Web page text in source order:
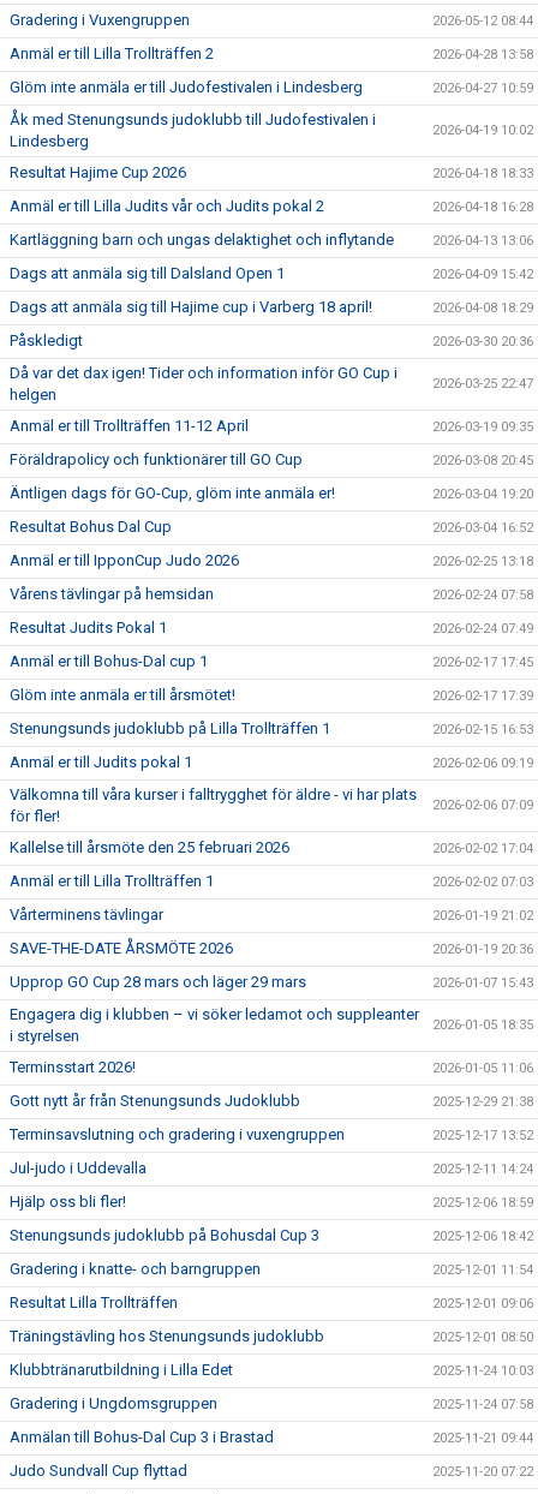
Gradering i Vuxengruppen 2026-05-12 08:44
Anmäl er till Lilla Trollträffen 2 2026-04-28 13:58
Glöm inte anmäla er till Judofestivalen i Lindesberg 2026-04-27 10:59
Åk med Stenungsunds judoklubb till Judofestivalen i
Lindesberg
2026-04-19 10:02
Resultat Hajime Cup 2026 2026-04-18 18:33
Anmäl er till Lilla Judits vår och Judits pokal 2 2026-04-18 16:28
Kartläggning barn och ungas delaktighet och inflytande 2026-04-13 13:06
Dags att anmäla sig till Dalsland Open 1 2026-04-09 15:42
Dags att anmäla sig till Hajime cup i Varberg 18 april! 2026-04-08 18:29
Påskledigt 2026-03-30 20:36
Då var det dax igen! Tider och information inför GO Cup i
helgen
2026-03-25 22:47
Anmäl er till Trollträffen 11-12 April 2026-03-19 09:35
Föräldrapolicy och funktionärer till GO Cup 2026-03-08 20:45
Äntligen dags för GO-Cup, glöm inte anmäla er! 2026-03-04 19:20
Resultat Bohus Dal Cup 2026-03-04 16:52
Anmäl er till IpponCup Judo 2026 2026-02-25 13:18
Vårens tävlingar på hemsidan 2026-02-24 07:58
Resultat Judits Pokal 1 2026-02-24 07:49
Anmäl er till Bohus-Dal cup 1 2026-02-17 17:45
Glöm inte anmäla er till årsmötet! 2026-02-17 17:39
Stenungsunds judoklubb på Lilla Trollträffen 1 2026-02-15 16:53
Anmäl er till Judits pokal 1 2026-02-06 09:19
Välkomna till våra kurser i falltrygghet för äldre - vi har plats
för fler!
2026-02-06 07:09
Kallelse till årsmöte den 25 februari 2026 2026-02-02 17:04
Anmäl er till Lilla Trollträffen 1 2026-02-02 07:03
Vårterminens tävlingar 2026-01-19 21:02
SAVE-THE-DATE ÅRSMÖTE 2026 2026-01-19 20:36
Upprop GO Cup 28 mars och läger 29 mars 2026-01-07 15:43
Engagera dig i klubben – vi söker ledamot och suppleanter
i styrelsen
2026-01-05 18:35
Terminsstart 2026! 2026-01-05 11:06
Gott nytt år från Stenungsunds Judoklubb 2025-12-29 21:38
Terminsavslutning och gradering i vuxengruppen 2025-12-17 13:52
Jul-judo i Uddevalla 2025-12-11 14:24
Hjälp oss bli fler! 2025-12-06 18:59
Stenungsunds judoklubb på Bohusdal Cup 3 2025-12-06 18:42
Gradering i knatte- och barngruppen 2025-12-01 11:54
Resultat Lilla Trollträffen 2025-12-01 09:06
Träningstävling hos Stenungsunds judoklubb 2025-12-01 08:50
Klubbtränarutbildning i Lilla Edet 2025-11-24 10:03
Gradering i Ungdomsgruppen 2025-11-24 07:58
Anmälan till Bohus-Dal Cup 3 i Brastad 2025-11-21 09:44
Judo Sundvall Cup flyttad 2025-11-20 07:22